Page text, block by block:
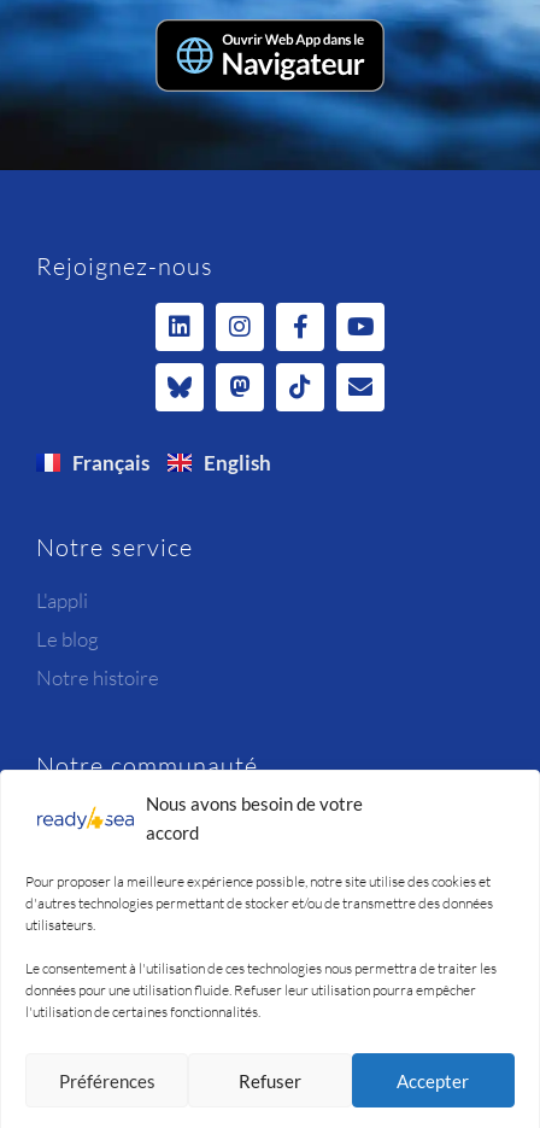
Nous avons besoin de votre
accord
Pour proposer la meilleure expérience possible, notre site utilise des cookies et
d'autres technologies permettant de stocker et/ou de transmettre des données
utilisateurs.
Le consentement à l'utilisation de ces technologies nous permettra de traiter les
données pour une utilisation fluide. Refuser leur utilisation pourra empêcher
l'utilisation de certaines fonctionnalités.
Accepter
Refuser
Préférences
Rejoignez-nous
Français English
Notre service
L'appli
Le blog
Notre histoire
Notre communauté
Newsletter
Nous contacter
Quelques précisions
Confidentialité